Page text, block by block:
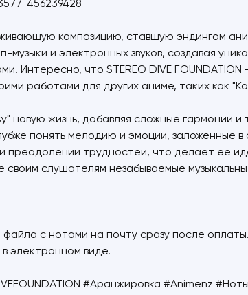
композицию, ставшую эндингом
музыки и электронных звуков, создавая
Интересно, что STEREO DIVE
работами для других аниме, таких как
новую жизнь, добавляя сложные
понять мелодию и эмоции, заложенные
преодолении трудностей, что делает её
своим слушателям незабываемые
файла с нотами на почту сразу после
электронном виде.
#Аранжировка #Animenz